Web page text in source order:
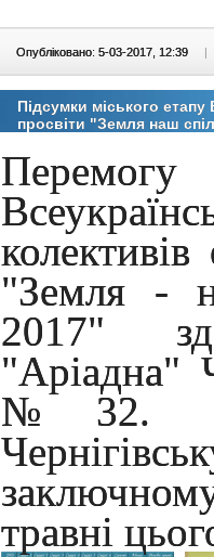
Опубліковано: 5-03-2017, 12:39
Підсумки міського етапу
просвіти "Земля наш
Перемогу
колективів
"Земля -
2017"
"Аріадна"
№32.
травні